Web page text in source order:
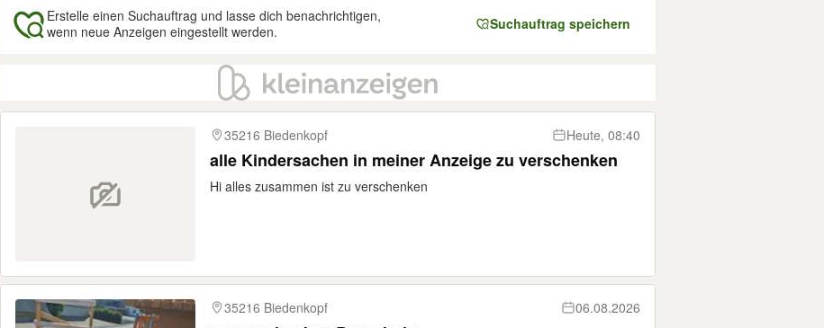
Erstelle einen Suchauftrag und lasse dich benachrichtigen,
wenn neue Anzeigen eingestellt werden.
Suchauftrag speichern
Ergebnisse
35216 Biedenkopf
Heute, 08:40
alle Kindersachen in meiner Anzeige zu verschenken
Hi alles zusammen ist zu verschenken
35216 Biedenkopf 06.08.2026